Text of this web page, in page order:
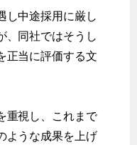
し中途採用に厳し
、同社ではそうし
正当に評価する文
重視し、これまで
ような成果を上げ